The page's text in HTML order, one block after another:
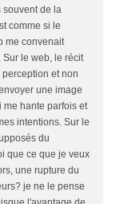
souvent de la
comme si le
me convenait
le web, le récit
et non
une image
hante parfois et
intentions. Sur le
du
que ce que je veux
une rupture du
je ne le pense